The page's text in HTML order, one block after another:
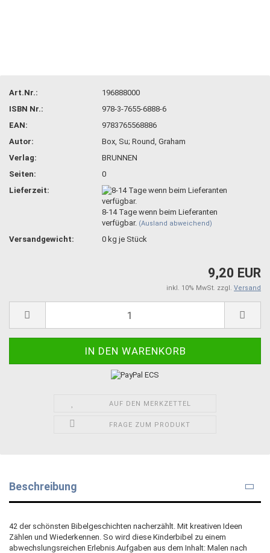
Art.Nr.:
196888000
ISBN Nr.:
978-3-7655-6888-6
EAN:
9783765568886
Autor:
Box, Su; Round, Graham
Verlag:
BRUNNEN
Seiten:
0
Lieferzeit:
8-14 Tage wenn beim Lieferanten
verfügbar. (Ausland abweichend)
Versandgewicht: 0 kg je Stück
9,20 EUR
inkl. 10% MwSt. zzgl. Versand
AUF DEN MERKZETTEL
FRAGE ZUM PRODUKT
Beschreibung
42 der schönsten Bibelgeschichten nacherzählt. Mit kreativen Ideen
Zählen und Wiederkennen. So wird diese Kinderbibel zu einem
abwechslungsreichen Erlebnis.Aufgaben aus dem Inhalt: Malen nach